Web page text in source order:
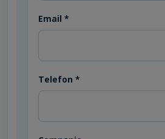
Email *
Telefon *